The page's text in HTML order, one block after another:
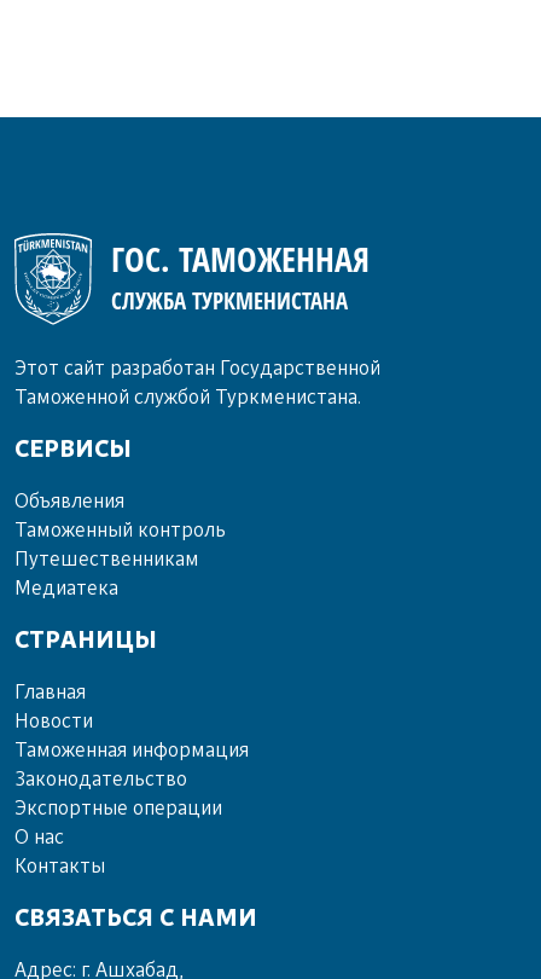
ГОС. ТАМОЖЕННАЯ
СЛУЖБА ТУРКМЕНИСТАНА
Этот сайт разработан Государственной
Таможенной службой Туркменистана.
СЕРВИСЫ
Объ­яв­ле­ния
Та­мо­жен­ный кон­троль
Пу­те­шест­вен­ни­кам
Ме­диа­те­ка
СТРАНИЦЫ
Главная
Новости
Таможенная информация
Законодательство
Экспортные операции
О нас
Контакты
СВЯЗАТЬСЯ С НАМИ
Адрес: г. Ашхабад,